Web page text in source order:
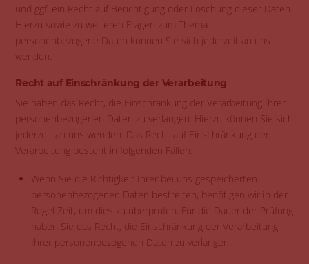
und ggf. ein Recht auf Berichtigung oder Löschung dieser Daten.
Hierzu sowie zu weiteren Fragen zum Thema
personenbezogene Daten können Sie sich jederzeit an uns
wenden.
Recht auf Einschränkung der Verarbeitung
Sie haben das Recht, die Einschränkung der Verarbeitung Ihrer
personenbezogenen Daten zu verlangen. Hierzu können Sie sich
jederzeit an uns wenden. Das Recht auf Einschränkung der
Verarbeitung besteht in folgenden Fällen:
Wenn Sie die Richtigkeit Ihrer bei uns gespeicherten
personenbezogenen Daten bestreiten, benötigen wir in der
Regel Zeit, um dies zu überprüfen. Für die Dauer der Prüfung
haben Sie das Recht, die Einschränkung der Verarbeitung
Ihrer personenbezogenen Daten zu verlangen.